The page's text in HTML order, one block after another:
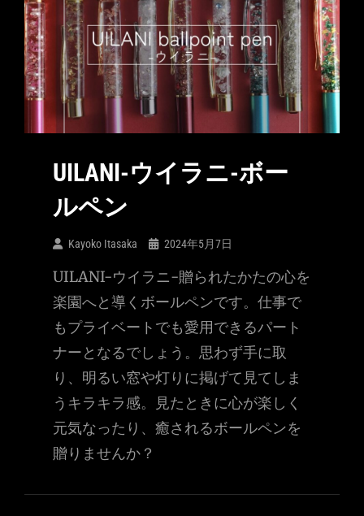
UILANI-ウイラニ-ボー
ルペン
Kayoko Itasaka 2024年5月7日
UILANI-ウイラニ-贈られたかたの心を
楽園へと導くボールペンです。仕事で
もプライベートでも愛用できるパート
ナーとなるでしょう。思わず手に取
り、明るい窓や灯りに掲げて見てしま
うキラキラ感。見たときに心が楽しく
元気なったり、癒されるボールペンを
贈りませんか？